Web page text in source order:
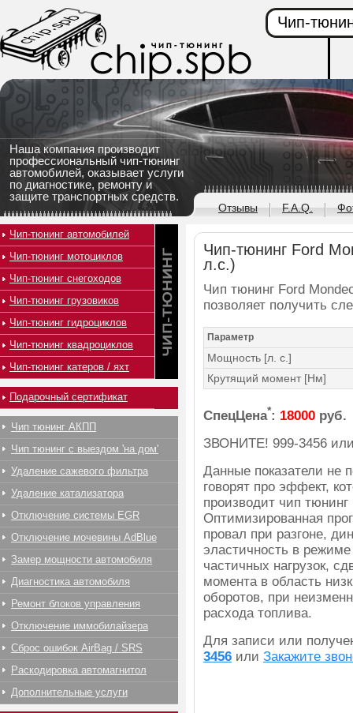
Наша компания производит
профессиональный чип-тюнинг
автомобилей, оказывает услуги
по диагностике, ремонту и
защите транспортных средств.
Чип-
Отзывы F.A.Q.
Чип-тюнинг Ford
л.с.)
Чип тюнинг Ford
позволяет получить
Параметр
Мощность [л. с.]
Крутящий момент [Нм]
СпецЦена*: 18000 руб.
ЗВОНИТЕ! 999-3456
Данные показатели не
говорят про эффект,
производит чип
Оптимизированная
провал при разгоне,
эластичность в
частичных нагрузок,
момента в область
оборотов, при
расхода топлива.
Для записи или
3456 или Закажите
Чип-тюнинг автомобилей
Чип-тюнинг мотоциклов
Чип-тюнинг снегоходов
Чип-тюнинг грузовиков
Чип-тюнинг гидроциклов
Чип-тюнинг квадроциклов
Чип-тюнинг катеров / яхт
Подарочный сертификат
Чип тюнинг АКПП
Чип тюнинг с выездом 'на дом'
Удаление сажевого фильтра
Удаление катализатора
Отключение системы EGR
Отключение мочевины AdBlue
Замер мощности автомобиля
Диагностика автомобиля
Ремонт блоков управления
Отключение иммобилайзера
Сброс ошибок AirBag / SRS
Раскодировка автомагнитол
Дополнительные услуги